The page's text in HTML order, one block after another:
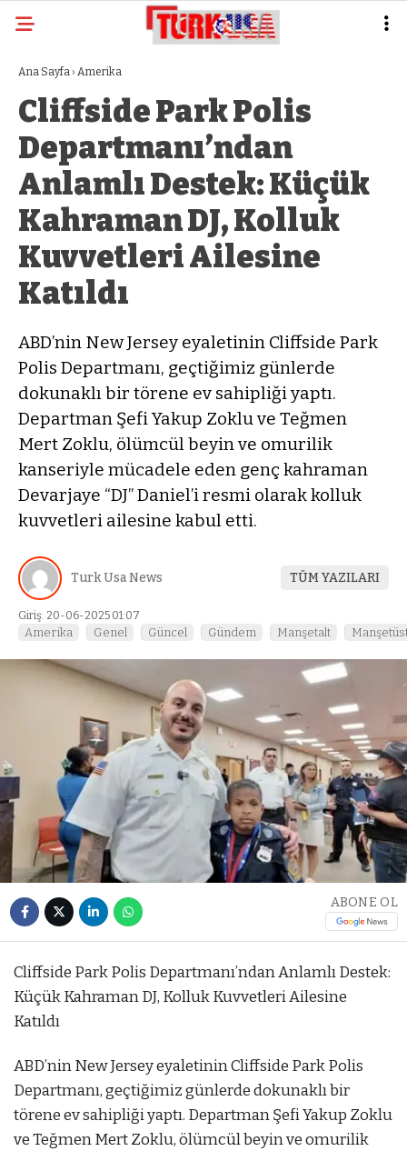
Ana Sayfa › Amerika
Cliffside Park Polis
Departmanı’ndan
Anlamlı Destek: Küçük
Kahraman DJ, Kolluk
Kuvvetleri Ailesine
Katıldı
ABD’nin New Jersey eyaletinin Cliffside Park
Polis Departmanı, geçtiğimiz günlerde
dokunaklı bir törene ev sahipliği yaptı.
Departman Şefi Yakup Zoklu ve Teğmen
Mert Zoklu, ölümcül beyin ve omurilik
kanseriyle mücadele eden genç kahraman
Devarjaye “DJ” Daniel’i resmi olarak kolluk
kuvvetleri ailesine kabul etti.
Turk Usa News TÜM YAZILARI
Giriş: 20-06-2025 01:07
Amerika Genel Güncel Gündem Manşetalt
ABONE OL
Cliffside Park Polis Departmanı’ndan Anlamlı Destek:
Küçük Kahraman DJ, Kolluk Kuvvetleri Ailesine
Katıldı
ABD’nin New Jersey eyaletinin Cliffside Park Polis
Departmanı, geçtiğimiz günlerde dokunaklı bir
törene ev sahipliği yaptı. Departman Şefi Yakup Zoklu
ve Teğmen Mert Zoklu, ölümcül beyin ve omurilik